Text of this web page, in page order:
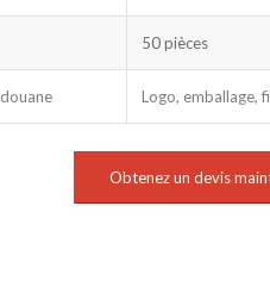
50 pièces
Logo, emballage,
Obtenez un devis